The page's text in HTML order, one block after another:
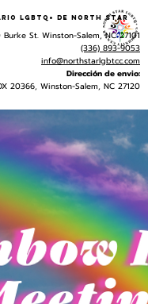
LGBTQ+ de North Star
Burke St. Winston-Salem, NC 27101
(336) 893-9053
info@northstarlgbtcc.com
Dirección de envio:
20366, Winston-Salem, NC 27120